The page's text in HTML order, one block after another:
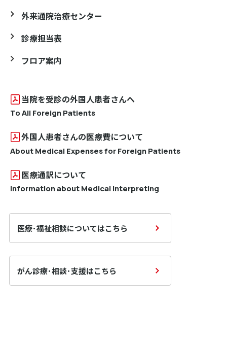
外来通院治療センター
診療担当表
フロア案内
当院を受診の外国人患者さんへ
To All Foreign Patients
外国人患者さんの医療費について
About Medical Expenses for Foreign Patients
医療通訳について
Information about Medical Interpreting
医療･福祉相談についてはこちら
がん診療･相談･支援はこちら